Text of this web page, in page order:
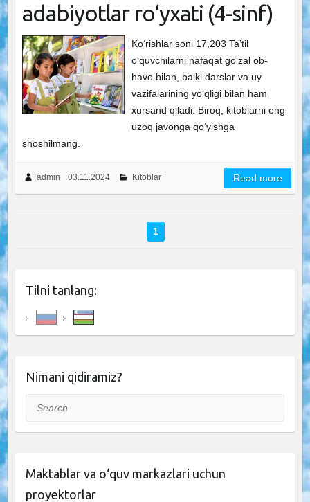
adabiyotlar ro‘yxati (4-sinf)
Ko‘rishlar soni 17,203 Ta’til
o‘quvchilarni nafaqat go‘zal ob-
havo bilan, balki darslar va uy
vazifalarining yo‘qligi bilan ham
xursand qiladi. Biroq, kitoblarni eng
uzoq javonga qo‘yishga
shoshilmang.
admin 03.11.2024 Kitoblar Read more
1
Tilni tanlang:
Nimani qidiramiz?
Search
Maktablar va o‘quv markazlari uchun
proyektorlar